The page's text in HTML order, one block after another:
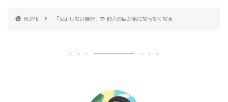
HOME 「反応しない練習」で 他人の目が気にならなくなる